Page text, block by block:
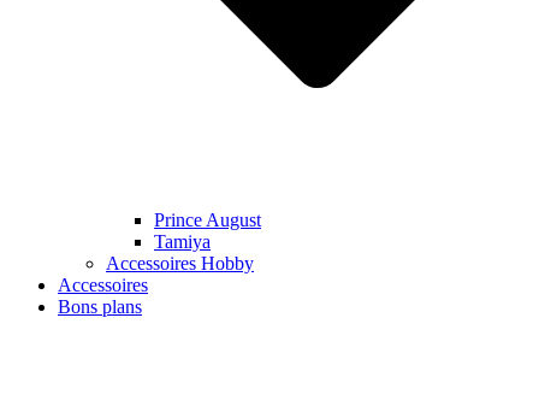
Prince August
Tamiya
Accessoires Hobby
Accessoires
Bons plans